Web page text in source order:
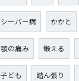
シーバー病 かかと
顎の痛み 鍛える
子ども 踏ん張り